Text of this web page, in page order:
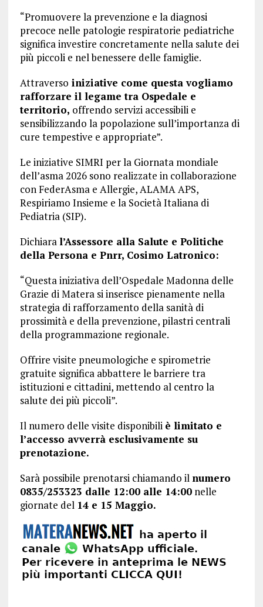
“Promuovere la prevenzione e la diagnosi
precoce nelle patologie respiratorie pediatriche
significa investire concretamente nella salute dei
più piccoli e nel benessere delle famiglie.
Attraverso iniziative come questa vogliamo
rafforzare il legame tra Ospedale e
territorio, offrendo servizi accessibili e
sensibilizzando la popolazione sull’importanza di
cure tempestive e appropriate”.
Le iniziative SIMRI per la Giornata mondiale
dell’asma 2026 sono realizzate in collaborazione
con FederAsma e Allergie, ALAMA APS,
Respiriamo Insieme e la Società Italiana di
Pediatria (SIP).
Dichiaral’Assessore alla Salute e Politiche
della Persona e Pnrr, Cosimo Latronico:
“Questa iniziativa dell’Ospedale Madonna delle
Grazie di Matera si inserisce pienamente nella
strategia di rafforzamento della sanità di
prossimità e della prevenzione, pilastri centrali
della programmazione regionale.
Offrire visite pneumologiche e spirometrie
gratuite significa abbattere le barriere tra
istituzioni e cittadini, mettendo al centro la
salute dei più piccoli”.
Il numero delle visite disponibili è limitato e
l’accesso avverrà esclusivamente su
prenotazione.
Sarà possibile prenotarsi chiamando il numero
0835/253323 dalle 12:00 alle 14:00nelle
giornate del 14 e 15 Maggio.